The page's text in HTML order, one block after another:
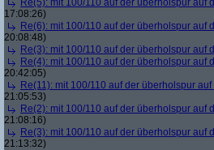
Re(5): mit 100/110 auf der überholspur auf
17:08:26)
Re(6): mit 100/110 auf der überholspur auf
20:08:48)
Re(3): mit 100/110 auf der überholspur auf
Re(4): mit 100/110 auf der überholspur auf
20:42:05)
Re(11): mit 100/110 auf der überholspur
21:05:53)
Re(2): mit 100/110 auf der überholspur auf
21:08:16)
Re(3): mit 100/110 auf der überholspur auf
21:13:32)